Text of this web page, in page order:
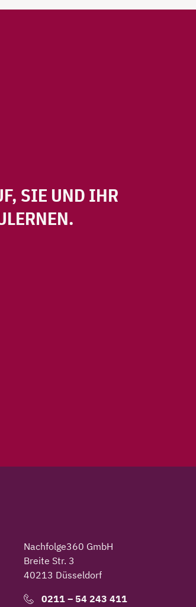
SIE UND IHR
Nachfolge360 GmbH
Breite Str. 3
40213 Düsseldorf
0211 – 54 243 411